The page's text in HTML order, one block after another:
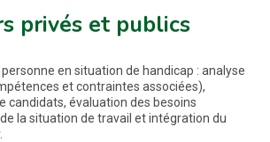
privés et publics
en situation de handicap : analyse
et contraintes associées),
candidats, évaluation des besoins
la situation de travail et intégration du